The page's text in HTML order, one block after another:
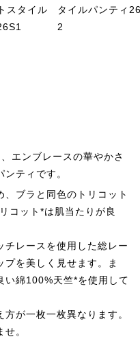
スタイル
タイルパンティ
2
エンブレースの華やかさ
ティです。
ブラと同色のトリコット
コット*は肌当たりが良
チレースを使用した総レー
プを美しく見せます。ま
い綿100%天竺*を使用して
が一枚一枚異なります。
。